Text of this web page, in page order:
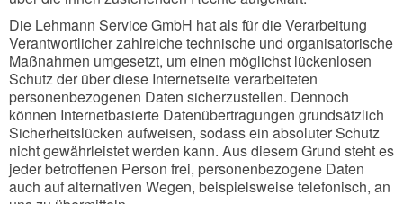
Die Lehmann Service GmbH hat als für die Verarbeitung
Verantwortlicher zahlreiche technische und organisatorische
Maßnahmen umgesetzt, um einen möglichst lückenlosen
Schutz der über diese Internetseite verarbeiteten
personenbezogenen Daten sicherzustellen. Dennoch
können Internetbasierte Datenübertragungen grundsätzlich
Sicherheitslücken aufweisen, sodass ein absoluter Schutz
nicht gewährleistet werden kann. Aus diesem Grund steht es
jeder betroffenen Person frei, personenbezogene Daten
auch auf alternativen Wegen, beispielsweise telefonisch, an